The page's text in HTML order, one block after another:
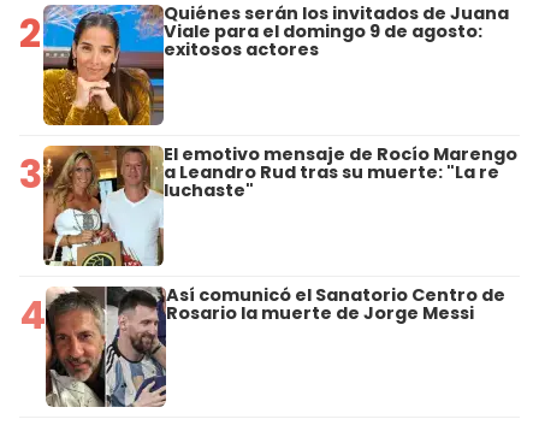
2 Quiénes serán los invitados de Juana
Viale para el domingo 9 de agosto:
exitosos actores
3 El emotivo mensaje de Rocío Marengo
a Leandro Rud tras su muerte: "La re
luchaste"
4 Así comunicó el Sanatorio Centro de
Rosario la muerte de Jorge Messi